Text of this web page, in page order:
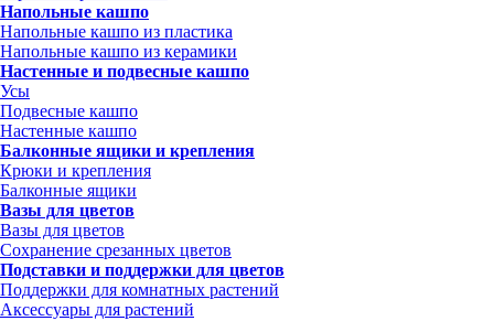
Напольные кашпо
Напольные кашпо из пластика
Напольные кашпо из керамики
Настенные и подвесные кашпо
Усы
Подвесные кашпо
Настенные кашпо
Балконные ящики и крепления
Крюки и крепления
Балконные ящики
Вазы для цветов
Вазы для цветов
Сохранение срезанных цветов
Подставки и поддержки для цветов
Поддержки для комнатных растений
Аксессуары для растений